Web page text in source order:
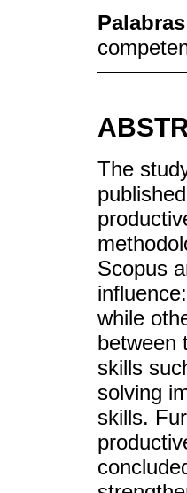
The
Scopus
while
between
skills
solving
skills.